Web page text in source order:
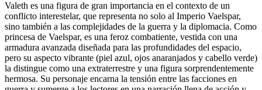
Valeth es una figura de gran importancia en el contexto de un
conflicto interestelar, que representa no solo al Imperio Vaelspar,
sino también a las complejidades de la guerra y la diplomacia. Como
princesa de Vaelspar, es una feroz combatiente, vestida con una
armadura avanzada diseñada para las profundidades del espacio,
pero su aspecto vibrante (piel azul, ojos anaranjados y cabello verde)
la distingue como una extraterrestre y una figura sorprendentemente
hermosa. Su personaje encarna la tensión entre las facciones en